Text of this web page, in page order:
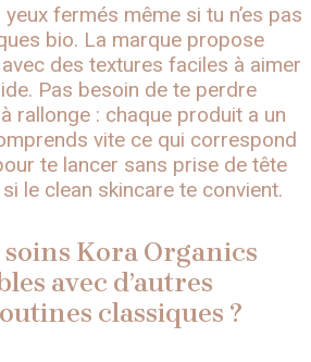
fermés même si tu n’es pas
bio. La marque propose
des textures faciles à aimer
Pas besoin de te perdre
rallonge : chaque produit a un
vite ce qui correspond
te lancer sans prise de tête
le clean skincare te convient.
soins Kora Organics
avec d’autres
classiques ?